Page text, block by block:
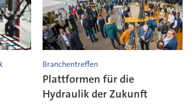
Branchentreffen
Plattformen für die
Hydraulik der Zukunft